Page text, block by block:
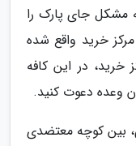
مشکل جای پارک را
خرید واقع شده
خرید، در این کافه
وعده دعوت کنید.
بین کوچه معتضدی